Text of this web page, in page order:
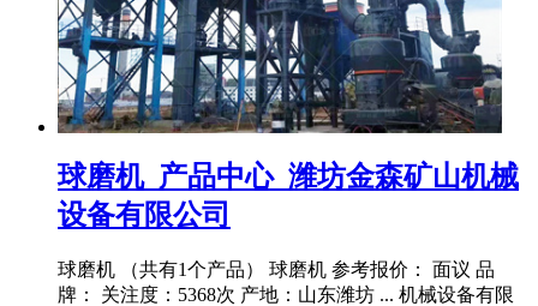
球磨机_产品中心_潍坊金森矿山机械
设备有限公司
球磨机 （共有1个产品） 球磨机 参考报价： 面议 品
牌： 关注度：5368次 产地：山东潍坊 ... 机械设备有限